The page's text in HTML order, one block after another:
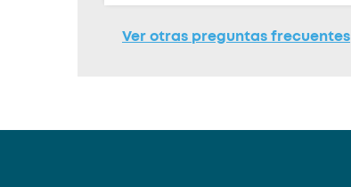
Ver otras preguntas frecuentes